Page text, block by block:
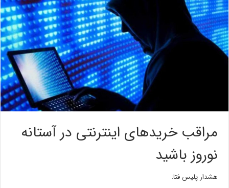
مراقب خریدهای اینترنتی در آستانه
نوروز باشید
هشدار پلیس فتا: